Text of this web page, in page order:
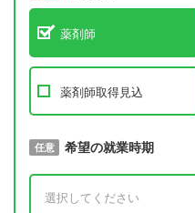
薬剤師
薬剤師取得見込
必須 取得予定年
任意 希望の就業時期